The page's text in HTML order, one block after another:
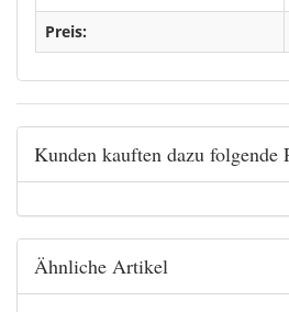
Preis:
Kunden kauften dazu folgende
Ähnliche Artikel